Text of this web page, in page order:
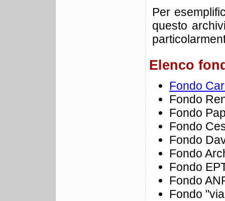
Per
questo
Elenco
Fondo
Fondo
Fondo
Fondo
Fondo
Fondo
Fondo
Fondo
Fondo